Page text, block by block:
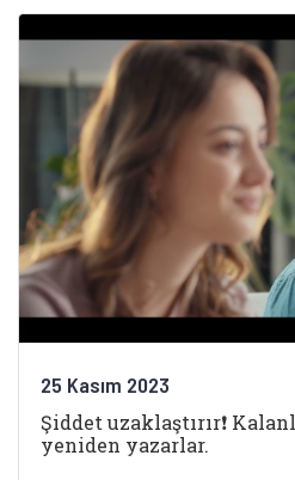
25 Kasım 2023
Şiddet uzaklaştırır❗️
yeniden yazarlar.